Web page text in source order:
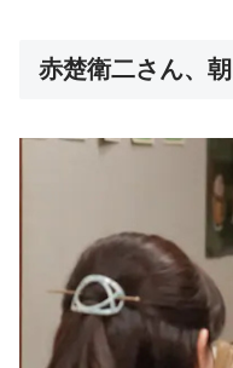
赤楚衛二さん、